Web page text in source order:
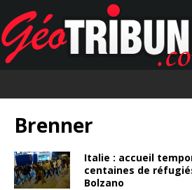
Brenner
Italie : accueil
centaines de
Bolzano